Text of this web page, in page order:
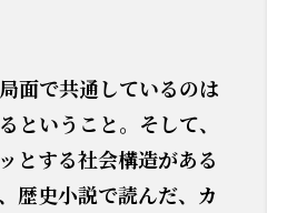
面で共通しているのは
ということ。そして、
とする社会構造がある
歴史小説で読んだ、カ